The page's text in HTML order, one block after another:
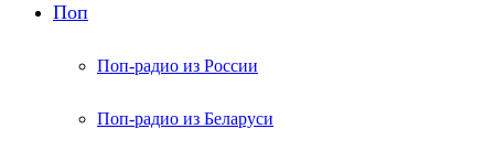
Поп
Поп-радио из России
Поп-радио из Беларуси